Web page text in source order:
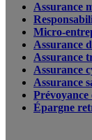
Assurance
Micro-
Assurance
Assurance
Assurance
Assurance
Prévoyance
Épargne